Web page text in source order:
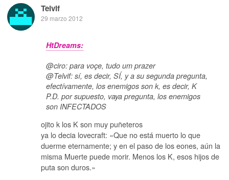
Telvif
29 marzo 2012
HtDreams:
@ciro: para voçe, tudo um prazer
@Telvif: sí, es decir, SÍ, y a su segunda pregunta,
efectívamente, los enemigos son k, es decir, K
P.D. por supuesto, vaya pregunta, los enemigos
son INFECTADOS
ojito k los K son muy puñeteros
ya lo decia lovecraft: «Que no está muerto lo que
duerme eternamente; y en el paso de los eones, aún la
misma Muerte puede morir. Menos los K, esos hijos de
puta son duros.»